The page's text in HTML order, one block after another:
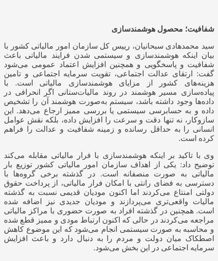
شفافیت؛ محصول هوشمندسازی
سید محمدهادی سبحانیان، رییس کل سازمان امور مالیاتی کشور با
بیان اینکه هوشمندسازی و سیستمی شدن فرایند مالیاتی باعث
شفافیت و پاسخگویی و همچنین افزایش اعتماد عمومی می‌شود
گفت: ارتقای عدالت اجتماعی، تقویت سرمایه اجتماعی و تامین
هزینه‌های کشور از مزایای هوشمندسازی مالیاتی است. با
پیاده‌سازی مسیر هوشمند در روند مالیات‌ستانی اگر انحرافی در
داده‌ها وجود داشته باشد، سیستم به‌صورت هوشمند آن را تشخیص
داده و به حسابرسی سیستمی یا بررسی ممیز ارجاع می‌دهد. این
سازوکار، نه تنها دقت و سرعت را افزایش داده، بلکه نقش عوامل
انسانی را به حداقل رسانده و زمینه شفافیت و عدالت را فراهم
کرده است.
وی با تاکید بر اینکه هوشمندسازی با فرار مالیاتی مقابله می‌کند
توضیح داد: یکی از اهداف سازمان امور مالیاتی کشور توزیع بار
مالیاتی به صورت منصفانه است. در گذشته برخی گروه‌ها با
دسترسی به فضای رانتی با امکان فرار مالیاتی، از پرداخت حقوق
دولتی امنتاع می‌کردند اما اکنون مودیان قدیمی نسبت به گذشته
مالیات واقعی‌تری می‌پردازند و مودیان جدیدی نیز اضافه شده
است. همچنین در گذشته افراد به صورت حضوری با مراکز مالیاتی
مراجعه می‌کردند در حالی که اکنون ارتباط مودی و ممیز قطع شده
و محاسبه به صورت سیستمی انجام می‌شود که این موضوع کاهش
اصطکاک میان دولت و مردم را به دنبال دارد و باعث افزایش
سرمایه اجتماعی در این بخش می‌شود.